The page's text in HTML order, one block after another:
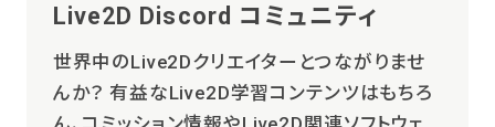
Live2D Discord コミュニティ
世界中のLive2Dクリエイターとつながりませ
んか？ 有益なLive2D学習コンテンツはもちろ